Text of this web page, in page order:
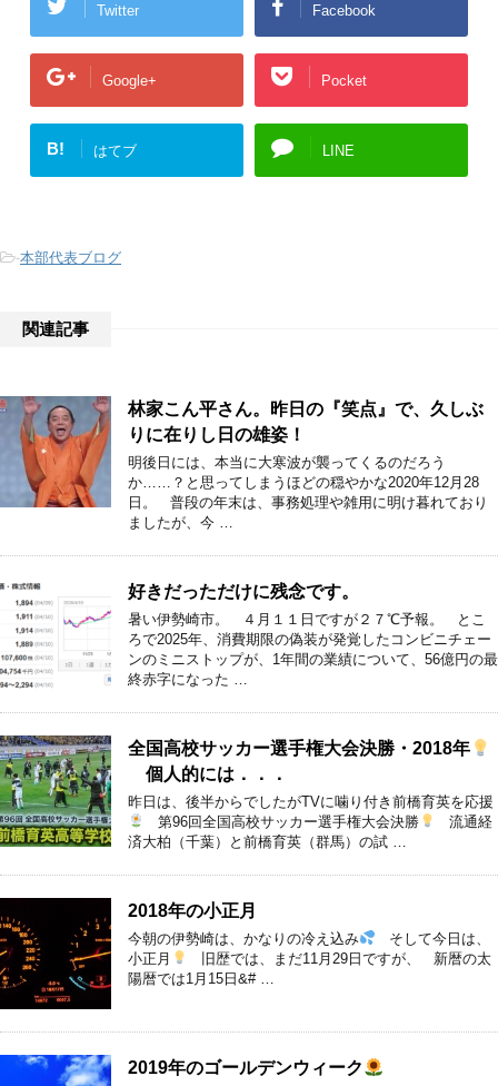
Twitter Facebook
Google+ Pocket
B! はてブ LINE
-本部代表ブログ
関連記事
林家こん平さん。昨日の『笑点』で、久しぶ
りに在りし日の雄姿！
明後日には、本当に大寒波が襲ってくるのだろう
か……？と思ってしまうほどの穏やかな2020年12月28
日。 普段の年末は、事務処理や雑用に明け暮れており
ましたが、今 …
好きだっただけに残念です。
暑い伊勢崎市。 ４月１１日ですが２７℃予報。 とこ
ろで2025年、消費期限の偽装が発覚したコンビニチェー
ンのミニストップが、1年間の業績について、56億円の最
終赤字になった …
全国高校サッカー選手権大会決勝・2018年
個人的には．．．
昨日は、後半からでしたがTVに噛り付き前橋育英を応援
第96回全国高校サッカー選手権大会決勝
流通経
済大柏（千葉）と前橋育英（群馬）の試 …
2018年の小正月
今朝の伊勢崎は、かなりの冷え込み
そして今日は、
小正月
旧歴では、まだ11月29日ですが、 新暦の太
陽暦では1月15日&# …
2019年のゴールデンウィーク